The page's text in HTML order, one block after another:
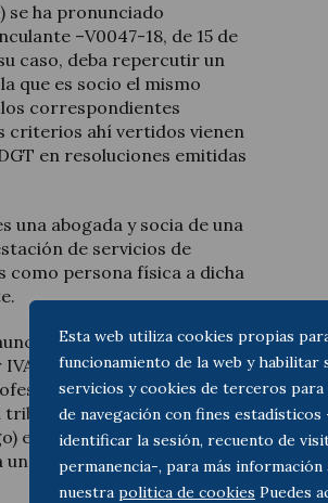
Esta web utiliza cookies propias
funcionamiento de la web y habilitar
servicios y cookies de terceros para
de navegación con fines
identificar la sesión, recuento de
permanencia-, para más información
nuestra politica de cookies Puedes
News and Articles
se ha pronunciado
–V0047-18, de 15 de
caso, deba repercutir un
que es socio el mismo
correspondientes
criterios ahí vertidos vienen
en resoluciones emitidas
una abogada y socia de una
de servicios de
como persona física a dicha
reside en que
siempre y en todo caso
En concreto, la
tributaria para sostener que
el trato en IVA e IRPF, al
con su propia
En
una